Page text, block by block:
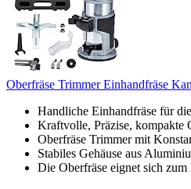
Oberfräse Trimmer Einhandfräse
Handliche Einhandfräse für
Kraftvolle, Präzise, kompakte
Oberfräse Trimmer mit
Stabiles Gehäuse aus
Die Oberfräse eignet sich